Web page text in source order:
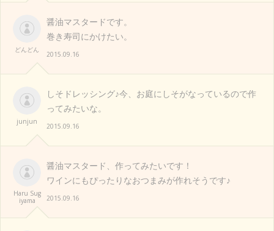
どんどん
醤油マスタードです。
巻き寿司にかけたい。
2015.09.16
junjun
しそドレッシング♪今、お庭にしそがなっているので作
ってみたいな。
2015.09.16
Haru Sug
iyama
醤油マスタード、作ってみたいです！
ワインにもぴったりなおつまみが作れそうです♪
2015.09.16